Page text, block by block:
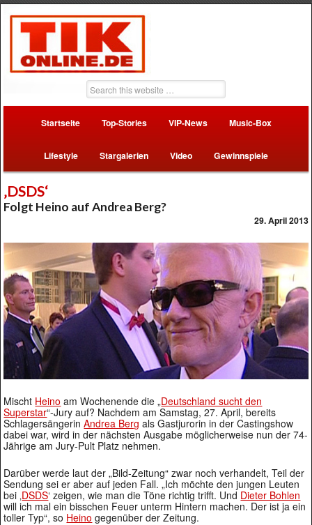
Startseite Top-Stories VIP-News Music-Box
Lifestyle Stargalerien Video Gewinnspiele
‚DSDS‘
Folgt Heino auf Andrea Berg?
29. April 2013
Mischt Heino am Wochenende die „Deutschland sucht den
Superstar“-Jury auf? Nachdem am Samstag, 27. April, bereits
SchlagersängerinAndrea Berg als Gastjurorin in der Castingshow
dabei war, wird in der nächsten Ausgabe möglicherweise nun der 74-
Jährige am Jury-Pult Platz nehmen.
Darüber werde laut der „Bild-Zeitung“ zwar noch verhandelt, Teil der
Sendung sei er aber auf jeden Fall. „Ich möchte den jungen Leuten
bei ‚ DSDS‘ zeigen, wie man die Töne richtig trifft. Und Dieter Bohlen
will ich mal ein bisschen Feuer unterm Hintern machen. Der ist ja ein
toller Typ“, so Heino gegenüber der Zeitung.